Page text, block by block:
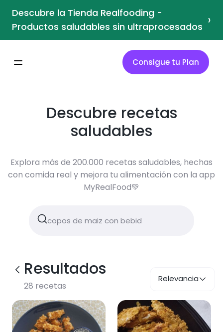
Descubre la Tienda Realfooding -
Productos saludables sin ultraprocesados ›
Consigue tu Plan
Descubre recetas
saludables
Explora más de 200.000 recetas saludables, hechas
con comida real y mejora tu alimentación con la app
MyRealFood💚
Resultados
28 recetas
Relevancia